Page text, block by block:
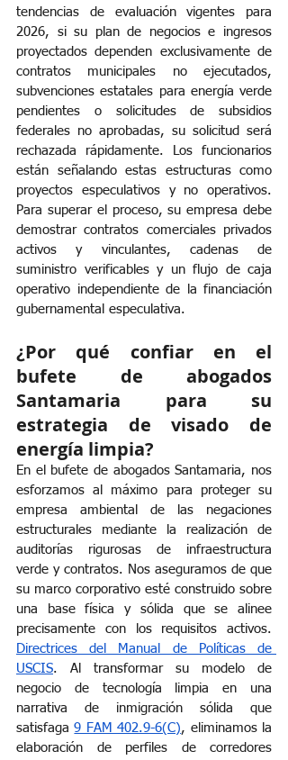
tendencias de evaluación vigentes para
2026, si su plan de negocios e ingresos
proyectados dependen exclusivamente de
contratos municipales no ejecutados,
subvenciones estatales para energía verde
pendientes o solicitudes de subsidios
federales no aprobadas, su solicitud será
rechazada rápidamente. Los funcionarios
están señalando estas estructuras como
proyectos especulativos y no operativos.
Para superar el proceso, su empresa debe
demostrar contratos comerciales privados
activos y vinculantes, cadenas de
suministro verificables y un flujo de caja
operativo independiente de la financiación
gubernamental especulativa.
¿Por qué confiar en el
bufete de abogados
Santamaria para su
estrategia de visado de
energía limpia?
En el bufete de abogados Santamaria, nos
esforzamos al máximo para proteger su
empresa ambiental de las negaciones
estructurales mediante la realización de
auditorías rigurosas de infraestructura
verde y contratos. Nos aseguramos de que
su marco corporativo esté construido sobre
una base física y sólida que se alinee
precisamente con los requisitos activos.
Directrices del Manual de Políticas de
USCIS. Al transformar su modelo de
negocio de tecnología limpia en una
narrativa de inmigración sólida que
satisfaga 9 FAM 402.9-6(C), eliminamos la
elaboración de perfiles de corredores